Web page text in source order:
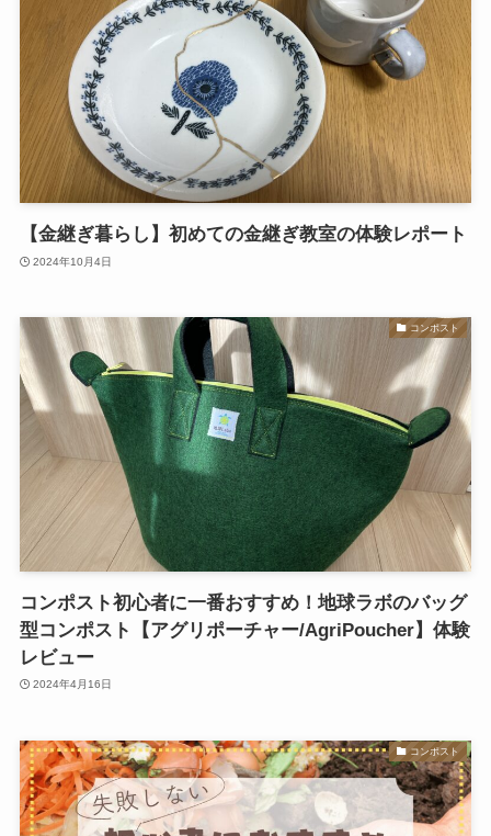
【金継ぎ暮らし】初めての金継ぎ教室の体験レポート
2024年10月4日
コンポスト
コンポスト初心者に一番おすすめ！地球ラボのバッグ
型コンポスト【アグリポーチャー/AgriPoucher】体験
レビュー
2024年4月16日
コンポスト